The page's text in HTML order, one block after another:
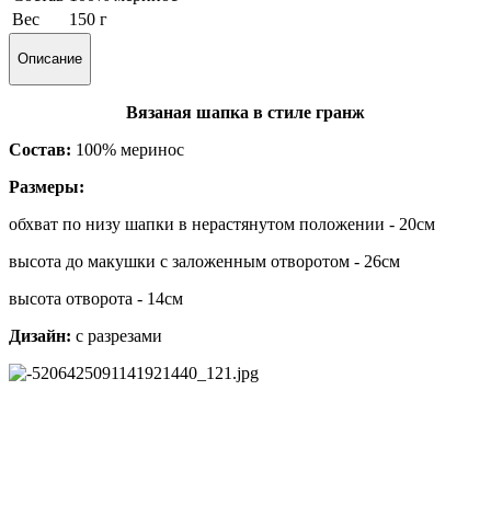
Вес
150 г
Описание
Вязаная шапка в стиле гранж
Состав: 100% меринос
Размеры:
обхват по низу шапки в нерастянутом положении - 20см
высота до макушки с заложенным отворотом - 26см
высота отворота - 14см
Дизайн: с разрезами